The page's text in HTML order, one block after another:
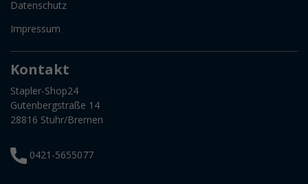
Datenschutz
Impressum
Kontakt
Stapler-Shop24
Gutenbergstraße 14
28816 Stuhr/Bremen
0421-5655077